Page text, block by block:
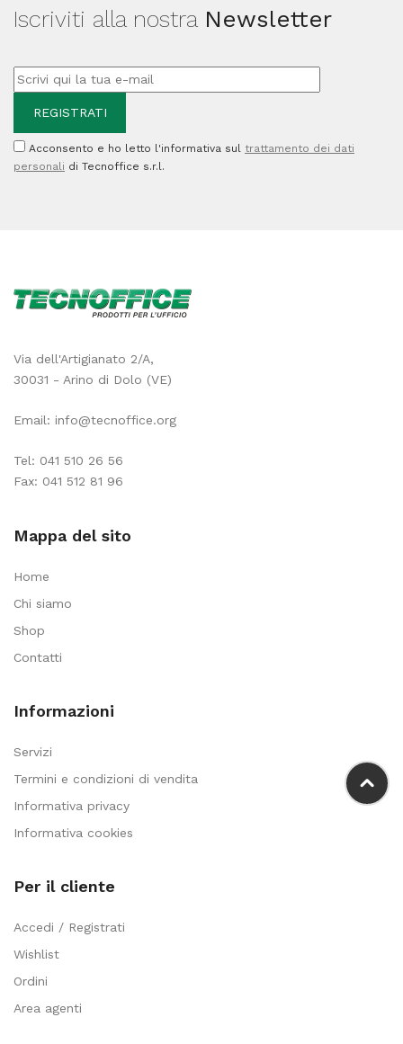
Iscriviti alla nostra Newsletter
Acconsento e ho letto l'informativa sul trattamento dei dati
personali di Tecnoffice s.r.l.
Via dell'Artigianato 2/A,
30031 - Arino di Dolo (VE)
Email: info@tecnoffice.org
Tel: 041 510 26 56
Fax: 041 512 81 96
Mappa del sito
Home
Chi siamo
Shop
Contatti
Informazioni
Servizi
Termini e condizioni di vendita
Informativa privacy
Informativa cookies
Per il cliente
Accedi / Registrati
Wishlist
Ordini
Area agenti